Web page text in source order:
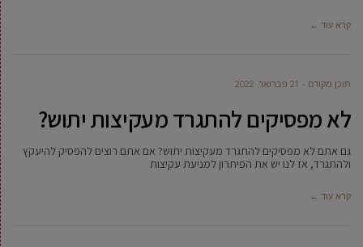
קרא עוד ←
תוכן מקודם 21 פברואר, 2022
לא מפסיקים להתגרד מעקיצות יתוש?
גם אתם לא מפסיקים להתגרד מעקיצות יתוש? אם אתם רוצים להפסיק להיעקץ
ולהתגרד, אז לנו יש את הפיתרון למניעת עקיצות
קרא עוד ←